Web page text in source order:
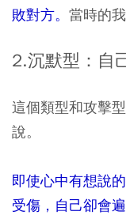
敗對方。 當時的
2.沉默型：自
這個類型和攻擊
說。
即使心中有想說
受傷，自己卻會遍